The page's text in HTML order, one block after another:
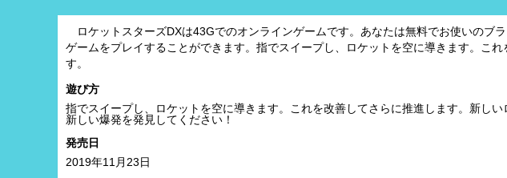
ロケットスターズDXは43Gでのオンラインゲームです。あなたは無料でお使いのブ
ゲームをプレイすることができます。指でスイープし、ロケットを空に導きます。これ
す。
遊び方
指でスイープし、ロケットを空に導きます。これを改善してさらに推進します。新しい
新しい爆発を発見してください！
発売日
2019年11月23日